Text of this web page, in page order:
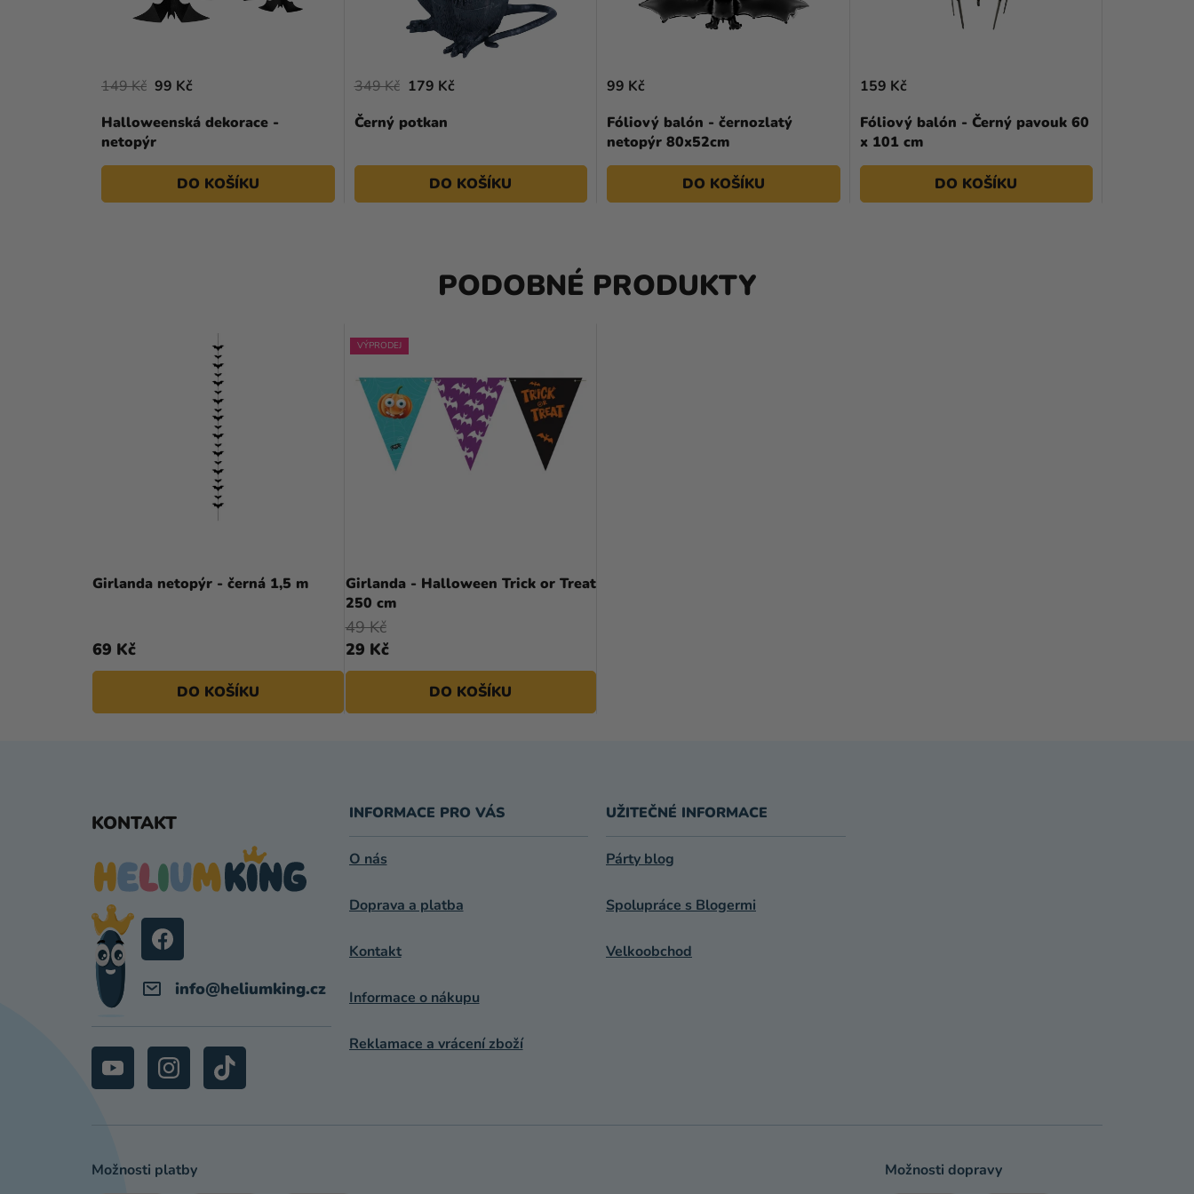
Halloweenská dekorace -
netopýr
149 Kč 99 Kč
DO KOŠÍKU
Černý potkan
349 Kč 179 Kč
DO KOŠÍKU
Fóliový balón - černozlatý
netopýr 80x52cm
99 Kč
DO KOŠÍKU
Fóliový balón - Černý pavouk 60
x 101 cm
159 Kč
DO KOŠÍKU
PODOBNÉ PRODUKTY
Girlanda netopýr - černá 1,5 m
69 Kč
DO KOŠÍKU
VÝPRODEJ
Girlanda - Halloween Trick or Treat
250 cm
29 Kč
49 Kč
DO KOŠÍKU
KONTAKT
info@heliumking.cz
INFORMACE PRO VÁS
O nás
Doprava a platba
Kontakt
Informace o nákupu
Reklamace a vrácení zboží
UŽITEČNÉ INFORMACE
Párty blog
Spolupráce s Blogermi
Velkoobchod
Možnosti platby Možnosti dopravy